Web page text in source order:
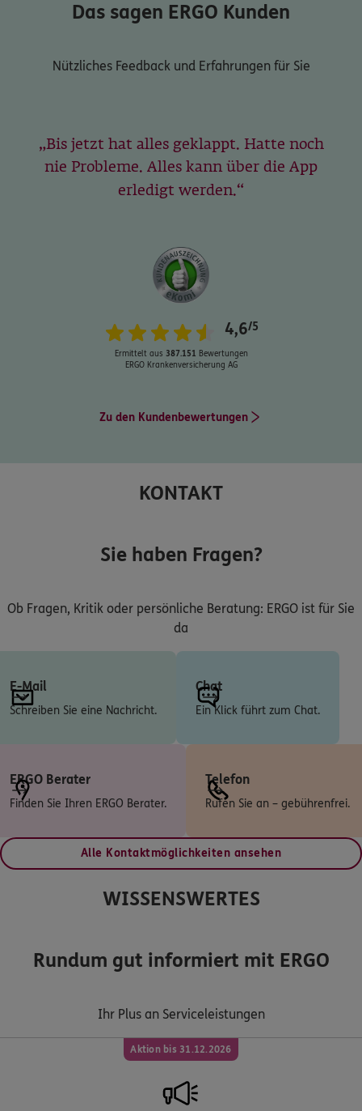
Das sagen ERGO Kunden
Nützliches Feedback und Erfahrungen für Sie
Bis jetzt hat alles geklappt. Hatte noch
nie Probleme. Alles kann über die App
erledigt werden.
4,6/5
Ermittelt aus 387.151 Bewertungen
ERGO Krankenversicherung AG
Zu den Kundenbewertungen
KONTAKT
Sie haben Fragen?
Ob Fragen, Kritik oder persönliche Beratung: ERGO ist für Sie
da
E-Mail
Schreiben Sie eine Nachricht.
Chat
Ein Klick führt zum Chat.
ERGO Berater
Finden Sie Ihren ERGO Berater.
Telefon
Rufen Sie an – gebührenfrei.
Alle Kontaktmöglichkeiten ansehen
WISSENSWERTES
Rundum gut informiert mit ERGO
Ihr Plus an Serviceleistungen
Aktion bis 31.12.2026